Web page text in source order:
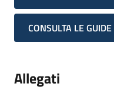
CONSULTA LE
Allegati